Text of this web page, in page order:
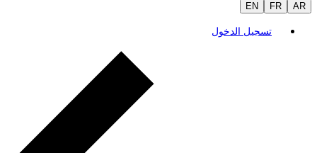
EN FR AR
تسجيل الدخول